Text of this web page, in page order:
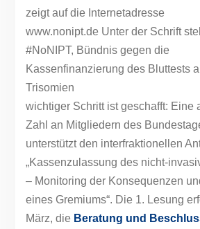
wichtiger Schritt ist geschafft: Eine
Zahl an Mitgliedern des
unterstützt den interfraktionellen
„Kassenzulassung des nicht-
– Monitoring der Konsequenzen
eines Gremiums“. Die 1. Lesung
März, die Beratung und